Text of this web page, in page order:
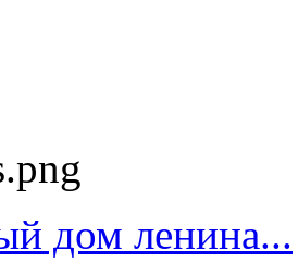
дом ленина...